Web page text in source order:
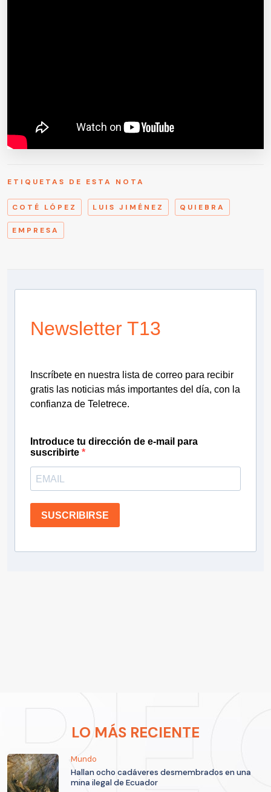
ETIQUETAS DE ESTA NOTA
COTÉ LÓPEZ LUIS JIMÉNEZ QUIEBRA
EMPRESA
Newsletter T13
Inscríbete en nuestra lista de correo para recibir
gratis las noticias más importantes del día, con la
confianza de Teletrece.
Introduce tu dirección de e-mail para
suscribirte
SUSCRIBIRSE
LO MÁS RECIENTE
Mundo
Hallan ocho cadáveres desmembrados en una
mina ilegal de Ecuador